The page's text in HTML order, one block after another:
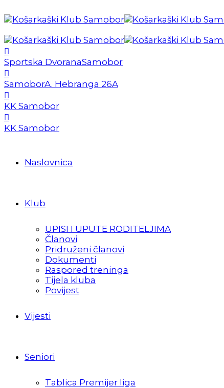
Sportska DvoranaSamobor
SamoborA. Hebranga 26A
KK Samobor
KK Samobor
Naslovnica
Klub
UPISI I UPUTE RODITELJIMA
Članovi
Pridruženi članovi
Dokumenti
Raspored treninga
Tijela kluba
Povijest
Vijesti
Seniori
Tablica Premijer liga